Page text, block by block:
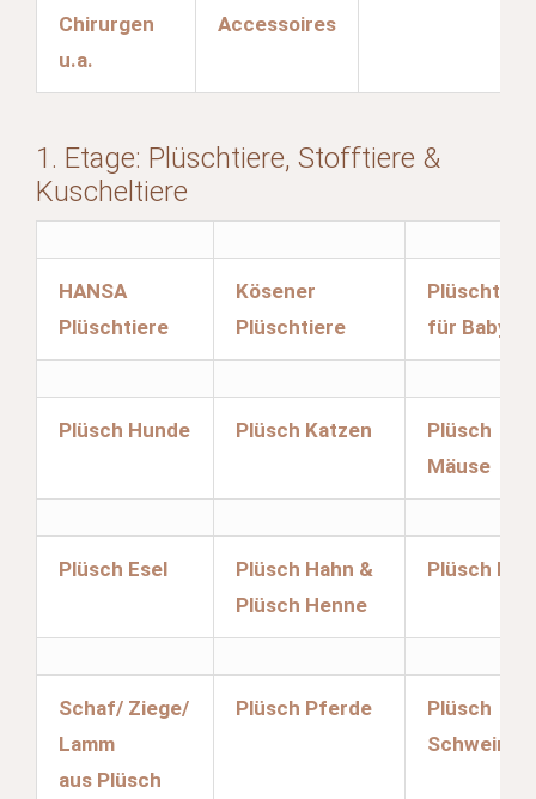
Chirurgen
u.a.
Accessoires
1. Etage: Plüschtiere, Stofftiere &
Kuscheltiere
HANSA
Plüschtiere
Kösener
Plüschtiere
Plüschtiere
für Baby's
Plüsch Hunde Plüsch Katzen
Plüsch
Mäuse
Plüsch Esel
Plüsch Hahn &
Plüsch Henne
Plüsch
Schaf/ Ziege/
Lamm
aus Plüsch
Plüsch Pferde
Plüsch